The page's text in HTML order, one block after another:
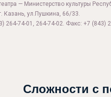
— Министерство культуры
Казань, ул.Пушкина, 66/33.
264-74-01, 264-74-02. Факс: +7 (843)
Сложности с